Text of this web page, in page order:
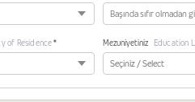
of Residence* Mezuniyetiniz Education